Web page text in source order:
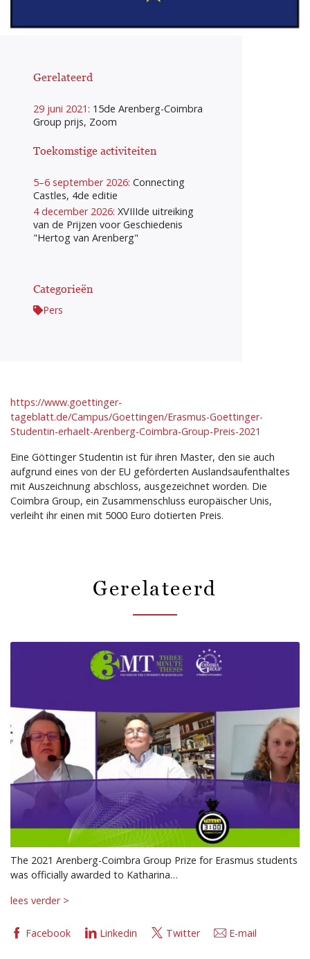
Gerelateerd
29 juni 2021: 15de Arenberg-Coimbra
Group prijs, Zoom
Toekomstige activiteiten
5–6 september 2026: Connecting
Castles, 4de editie
4 december 2026: XVIIIde uitreiking
van de Prijzen voor Geschiedenis
"Hertog van Arenberg"
Categorieën
Pers
https://www.goettinger-
tageblatt.de/Campus/Goettingen/Erasmus-Goettinger-
Studentin-erhaelt-Arenberg-Coimbra-Group-Preis-2021
Eine Göttinger Studentin ist für ihren Master, den sie auch
aufgrund eines von der EU geförderten Auslandsaufenthaltes
mit Auszeichnung abschloss, ausgezeichnet worden. Die
Coimbra Group, ein Zusammenschluss europäischer Unis,
verleiht ihr einen mit 5000 Euro dotierten Preis.
Gerelateerd
The 2021 Arenberg-Coimbra Group Prize for Erasmus students
was officially awarded to Katharina…
lees verder >
Facebook Linkedin Twitter E-mail